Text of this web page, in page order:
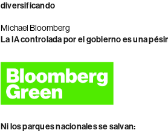
diversificando
Michael Bloomberg
La IA controlada por el gobierno es una
Ni los parques nacionales se salvan: